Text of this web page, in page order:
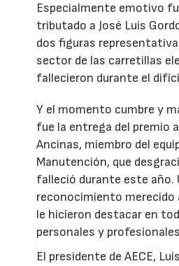
Especialmente emotivo
tributado a José Luis
dos figuras
sector de las carretillas
fallecieron durante el
Y el momento cumbre y
fue la entrega del premio
Ancinas, miembro del
Manutención, que
falleció durante este año.
reconocimiento merecido
le hicieron destacar en
personales y
El presidente de AECE,